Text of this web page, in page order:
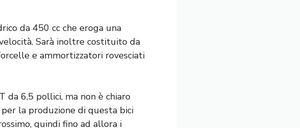
da 450 cc che eroga una
Sarà inoltre costituito da
e ammortizzatori rovesciati
6,5 ​​pollici, ma non è chiaro
la produzione di questa bici
quindi fino ad allora i